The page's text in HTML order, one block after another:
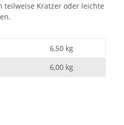
teilweise Kratzer oder leichte
6,50 kg
6,00 kg